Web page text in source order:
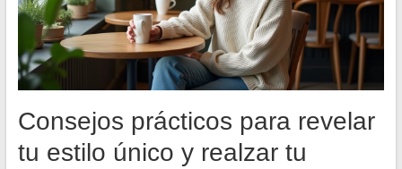
Consejos prácticos para revelar
tu estilo único y realzar tu